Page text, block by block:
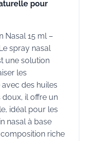
pour
Nasal 15 ml –
spray nasal
une solution
les
des huiles
doux, il offre un
idéal pour les
nasal à base
riche